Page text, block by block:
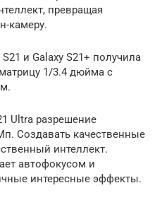
превращая
камеру.
и Galaxy S21+ получила
1/3.4 дюйма с
Ultra разрешение
Создавать качественные
интеллект.
автофокусом и
интересные эффекты.